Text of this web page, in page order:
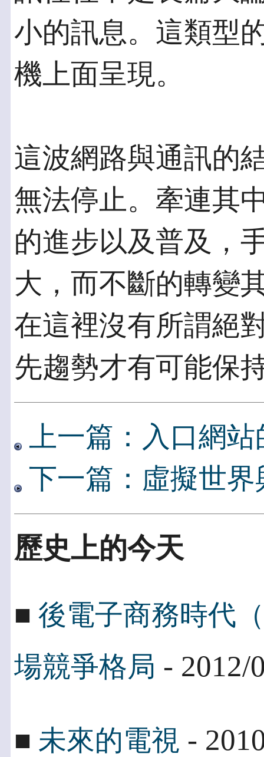
小的訊息。這類型
機上面呈現。
這波網路與通訊的
無法停止。牽連其
的進步以及普及，
大，而不斷的轉變
在這裡沒有所謂絕
先趨勢才有可能保
上一篇：入口網
下一篇：虛擬世
歷史上的今天
■ 後電子商務時代
場競爭格局 - 2012/
■ 未來的電視 -